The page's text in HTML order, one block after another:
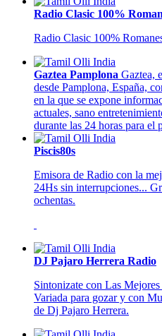
Radio Clasic 100%
Radio Clasic 100%
Gaztea Pamplona Gaztea,
desde Pamplona, España,
en la que se expone
actuales, sano
durante las 24 horas para el
Piscis80s
Emisora de Radio con la
24Hs sin interrupciones...
ochentas.
DJ Pajaro Herrera Radio
Sintonizate con Las
Variada para gozar y con
de Dj Pajaro Herrera.